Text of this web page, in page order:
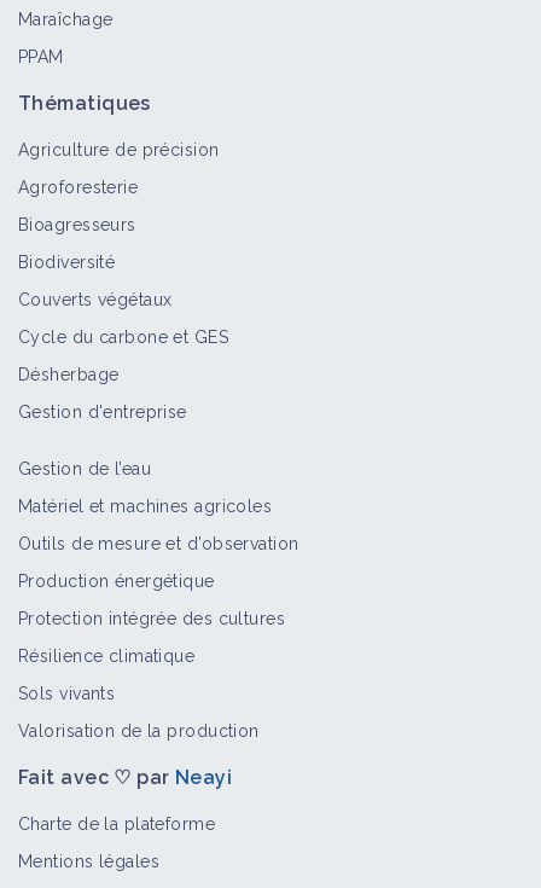
Maraîchage
PPAM
Thématiques
Agriculture de précision
Agroforesterie
Bioagresseurs
Biodiversité
Couverts végétaux
Cycle du carbone et GES
Désherbage
Gestion d'entreprise
Gestion de l’eau
Matériel et machines agricoles
Outils de mesure et d’observation
Production énergétique
Protection intégrée des cultures
Résilience climatique
Sols vivants
Valorisation de la production
Fait avec ♡ par Neayi
Charte de la plateforme
Mentions légales